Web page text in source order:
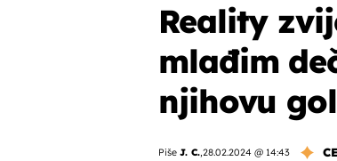
Reality
mlađim
njihovu
Piše J. C.,28.02.2024 @ 14:43